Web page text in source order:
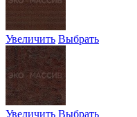
Увеличить Выбрать
Увеличить Выбрать